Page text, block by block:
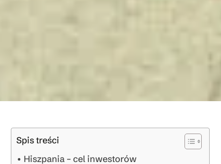
Spis treści
Hiszpania – cel inwestorów